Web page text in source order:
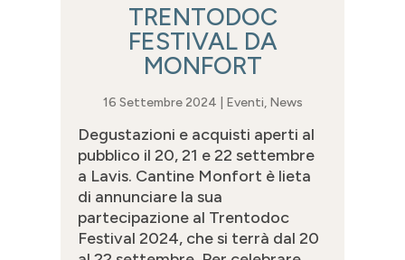
TRENTODOC
FESTIVAL DA
MONFORT
16 Settembre 2024 Eventi, News
Degustazioni e acquisti aperti al
pubblico il 20, 21 e 22 settembre
a Lavis. Cantine Monfort è lieta
di annunciare la sua
partecipazione al Trentodoc
Festival 2024, che si terrà dal 20